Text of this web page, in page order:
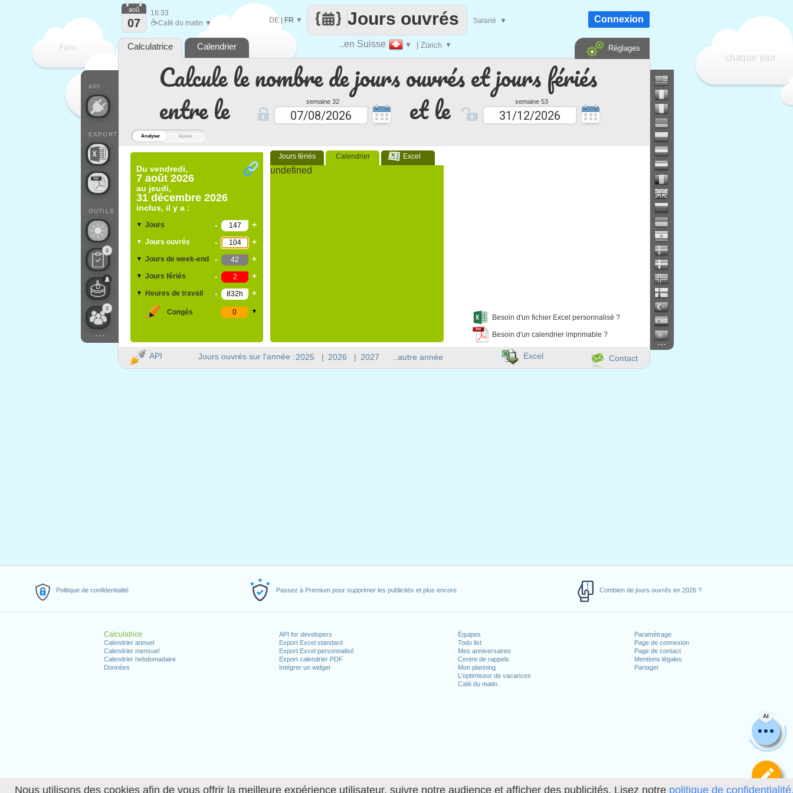
Nous utilisons des cookies afin de vous offrir la meilleure expérience utilisateur, suivre notre audience et afficher des publicités. Lisez notre politique de
Politique de confidentialité Passez à Premium pour supprimer les publicités et plus encore Combien de jours ouvrés en 2026 ?
Calculatrice
Calendrier annuel
Calendrier mensuel
Calendrier hebdomadaire
Données
API for developers
Export Excel standard
Export Excel personnalisé
Export calendrier PDF
Intégrer un widget
Équipes
Todo list
Mes anniversaires
Centre de rappels
Mon planning
L'optimiseur de vacances
Café du matin
Paramétrage
Page de connexion
Page de contact
Mentions légales
Partager
Analyser Ajouter
Calcule le nombre de jours ouvrés et jours fériés
entre le
semaine 32 et le semaine 53
Du vendredi,
7 août 2026
au jeudi,
31 décembre 2026
inclus, il y a :
▼ Jours - +
▼ Jours ouvrés - +
▼ Jours de week-end - +
▼ Jours fériés - +
▼ Heures de travail - +
Congés ▼
Jours fériés Calendrier Excel
undefined
Besoin d'un fichier Excel personnalisé ?
Besoin d'un calendrier imprimable ?
AI
Faire
chaque jour
..en Suisse ▼ | Zürich ▼
Jours ouvrés
DE| FR ▼ Salarié ▼
API
EXPORT
OUTILS
0
0
...
aoû
07
16:33
☕Café du matin ▼ Connexion
Calculatrice Calendrier Réglages
Jours ouvrés sur l'année :2025 | 2026 | 2027 ..autre année
...
API Contact
Excel